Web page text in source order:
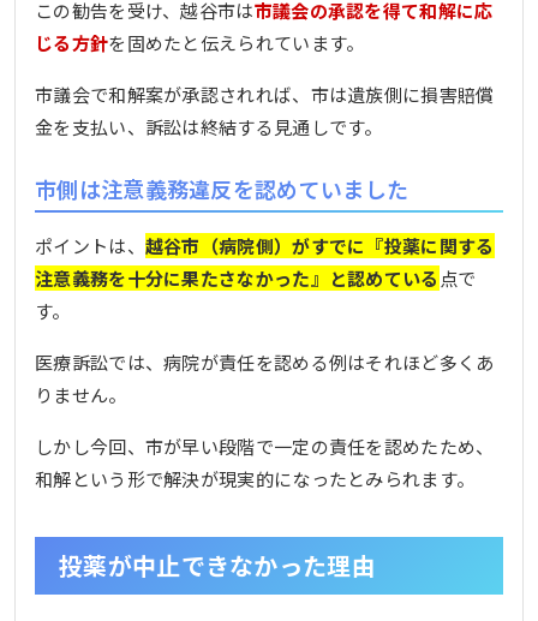
この勧告を受け、越谷市は市議会の承認を得て和解に応
じる方針を固めたと伝えられています。
市議会で和解案が承認されれば、市は遺族側に損害賠償
金を支払い、訴訟は終結する見通しです。
市側は注意義務違反を認めていました
ポイントは、 越谷市（病院側）がすでに『投薬に関する
注意義務を十分に果たさなかった』と認めている 点で
す。
医療訴訟では、病院が責任を認める例はそれほど多くあ
りません。
しかし今回、市が早い段階で一定の責任を認めたため、
和解という形で解決が現実的になったとみられます。
投薬が中止できなかった理由